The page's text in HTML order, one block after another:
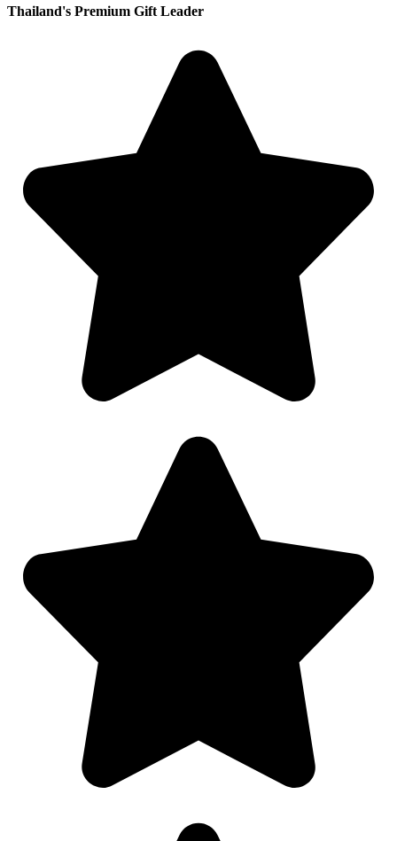
Thailand's Premium Gift Leader